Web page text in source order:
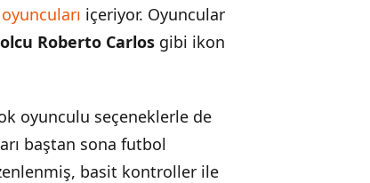
oyuncuları içeriyor. Oyuncular
Roberto Carlos gibi ikon
oyunculu seçeneklerle de
baştan sona futbol
basit kontroller ile